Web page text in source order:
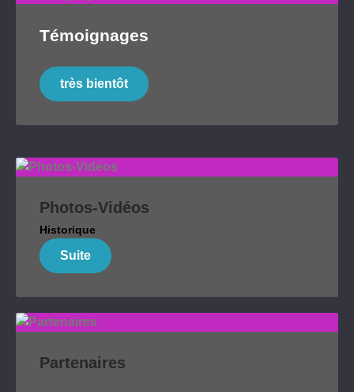
Témoignages
très bientôt
Photos-Vidéos
Historique
Suite
Partenaires